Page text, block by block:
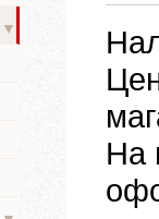
▼
На